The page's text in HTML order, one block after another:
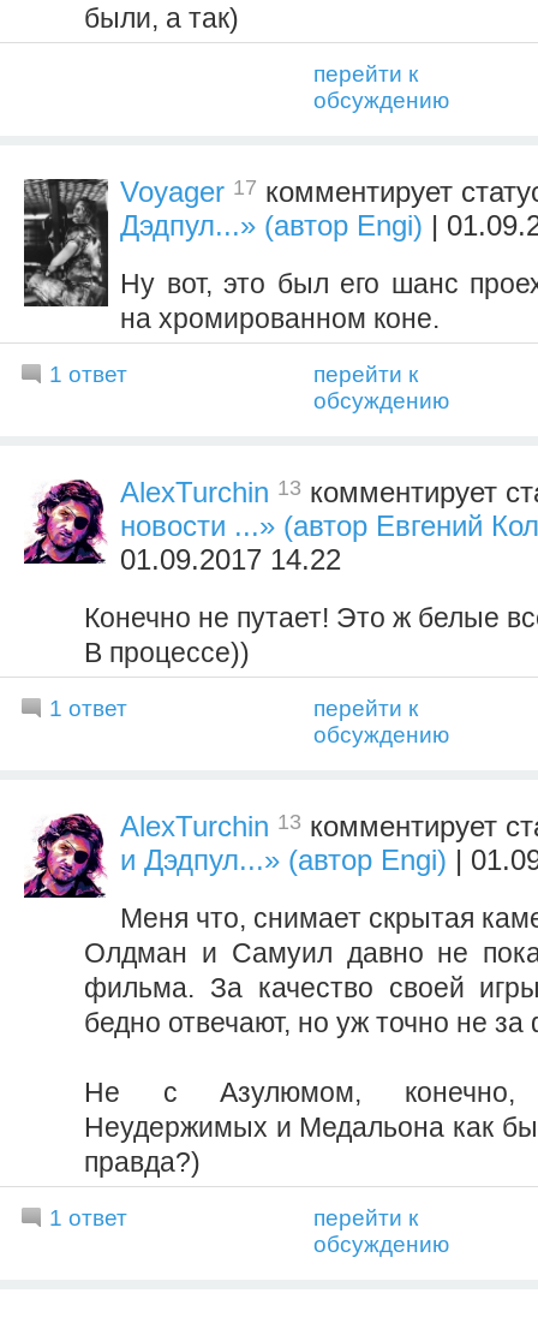
были, а так)
перейти к
обсуждению
Voyager 17 комментирует
Дэдпул...» (автор Engi) |
Ну вот, это был его шанс
на хромированном коне.
1 ответ
перейти к
обсуждению
AlexTurchin 13 комментирует
новости ...» (автор Евгений
01.09.2017 14.22
Конечно не путает! Это ж белые
В процессе))
1 ответ
перейти к
обсуждению
AlexTurchin 13 комментирует
и Дэдпул...» (автор Engi) |
Меня что, снимает скрытая
Олдман и Самуил давно не
фильма. За качество своей
бедно отвечают, но уж точно не
Не с Азулюмом, конечно,
Неудержимых и Медальона как
правда?)
1 ответ
перейти к
обсуждению